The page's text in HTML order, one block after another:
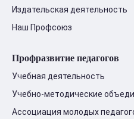
Издательская деятельность
Наш Профсоюз
Профразвитие педагогов
Учебная деятельность
Учебно-методические
Ассоциация молодых